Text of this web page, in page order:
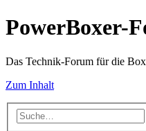
PowerBoxer-
Das Technik-Forum für die
Zum Inhalt